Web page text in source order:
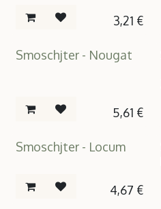
3,21 €
Smoschjter - Nougat
5,61 €
Smoschjter - Locum
4,67 €